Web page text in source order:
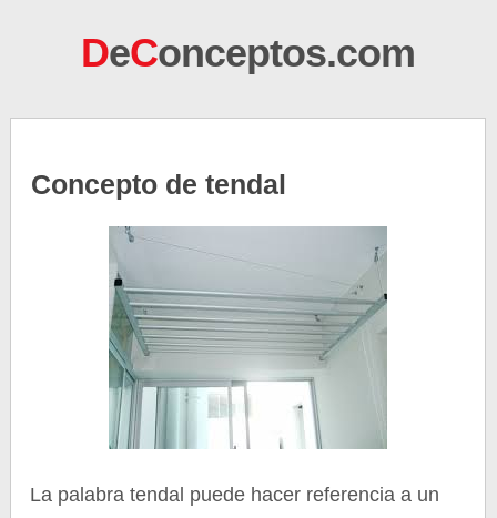
DeConceptos.com
Concepto de tendal
La palabra tendal puede hacer referencia a un